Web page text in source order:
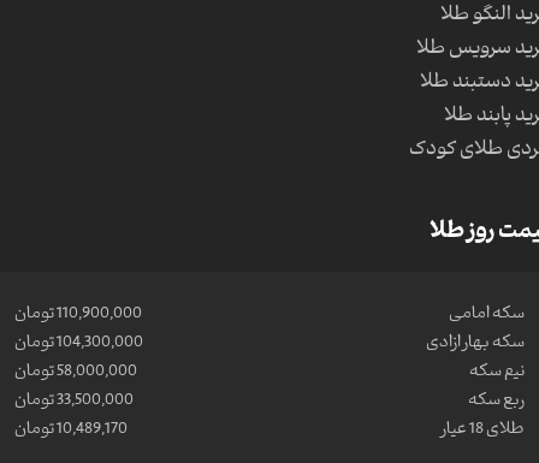
النگو طلا
سرویس طلا
دستبند طلا
پابند طلا
طلای کودک
روز طلا
سکه امامی
110,900,000 تومان
سکه بهار ازادی
104,300,000 تومان
نیم سکه
58,000,000 تومان
ربع سکه
33,500,000 تومان
طلای 18 عیار
10,489,170 تومان